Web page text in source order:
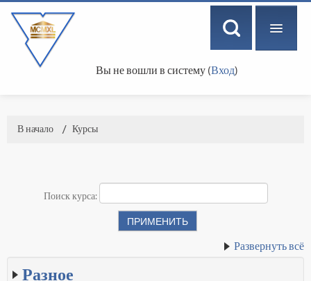
Вы не вошли в систему (Вход)
В начало → Курсы
Поиск курса:
Развернуть всё
Разное